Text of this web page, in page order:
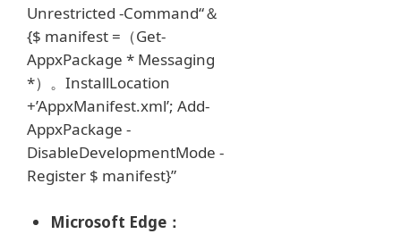
Unrestricted -Command“＆
{$ manifest =（Get-
AppxPackage * Messaging
*）。InstallLocation
+’AppxManifest.xml’; Add-
AppxPackage -
DisableDevelopmentMode -
Register $ manifest}”
Microsoft Edge：